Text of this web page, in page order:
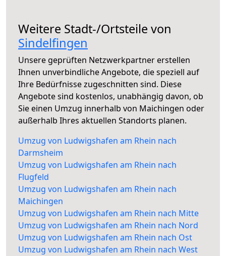
Weitere Stadt-/Ortsteile von
Sindelfingen
Unsere geprüften Netzwerkpartner erstellen
Ihnen unverbindliche Angebote, die speziell auf
Ihre Bedürfnisse zugeschnitten sind. Diese
Angebote sind kostenlos, unabhängig davon, ob
Sie einen Umzug innerhalb von Maichingen oder
außerhalb Ihres aktuellen Standorts planen.
Umzug von Ludwigshafen am Rhein nach
Darmsheim
Umzug von Ludwigshafen am Rhein nach
Flugfeld
Umzug von Ludwigshafen am Rhein nach
Maichingen
Umzug von Ludwigshafen am Rhein nach Mitte
Umzug von Ludwigshafen am Rhein nach Nord
Umzug von Ludwigshafen am Rhein nach Ost
Umzug von Ludwigshafen am Rhein nach West